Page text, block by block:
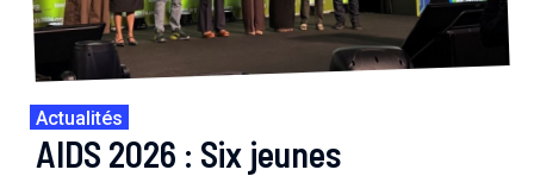
Actualités
AIDS 2026 : Six jeunes